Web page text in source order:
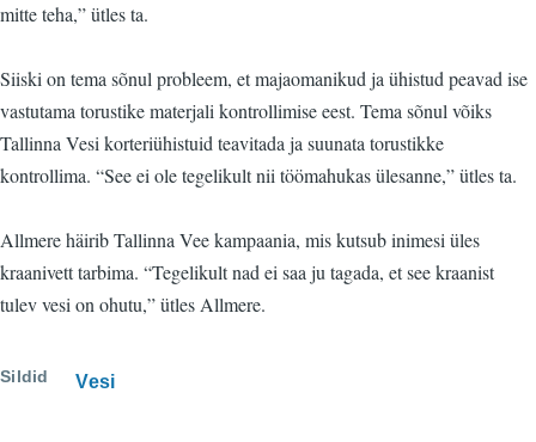
mitte teha,” ütles ta.
Siiski on tema sõnul probleem, et majaomanikud ja ühistud peavad ise
vastutama torustike materjali kontrollimise eest. Tema sõnul võiks
Tallinna Vesi korteriühistuid teavitada ja suunata torustikke
kontrollima. “See ei ole tegelikult nii töömahukas ülesanne,” ütles ta.
Allmere häirib Tallinna Vee kampaania, mis kutsub inimesi üles
kraanivett tarbima. “Tegelikult nad ei saa ju tagada, et see kraanist
tulev vesi on ohutu,” ütles Allmere.
Sildid Vesi